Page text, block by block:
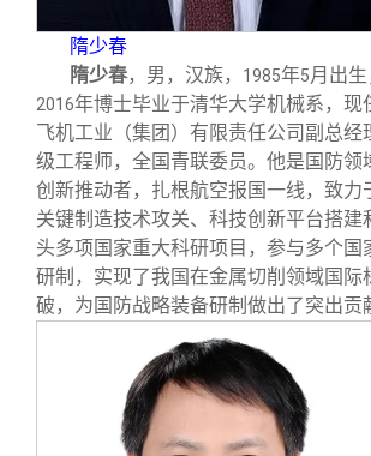
隋少春
隋少春，男，汉族， 1985年5月出生
2016年博士毕业于清华大学机械系，现
飞机工业（集团）有限责任公司副总经
级工程师，全国青联委员。他是国防领
创新推动者，扎根航空报国一线，致力
关键制造技术攻关、科技创新平台搭建
头多项国家重大科研项目，参与多个国
研制，实现了我国在金属切削领域国际
破，为国防战略装备研制做出了突出贡